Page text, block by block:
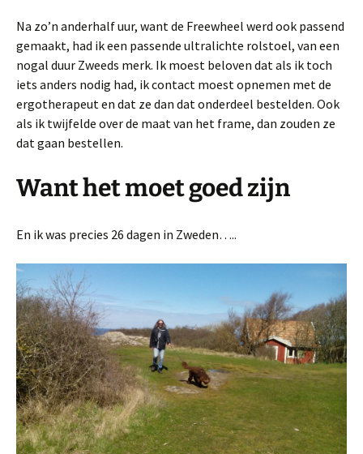
Na zo’n anderhalf uur, want de Freewheel werd ook passend
gemaakt, had ik een passende ultralichte rolstoel, van een
nogal duur Zweeds merk. Ik moest beloven dat als ik toch
iets anders nodig had, ik contact moest opnemen met de
ergotherapeut en dat ze dan dat onderdeel bestelden. Ook
als ik twijfelde over de maat van het frame, dan zouden ze
dat gaan bestellen.
Want het moet goed zijn
En ik was precies 26 dagen in Zweden…..